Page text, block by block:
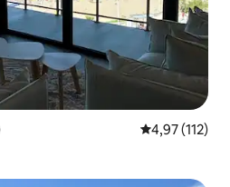
საშუალო
4,97 (112)